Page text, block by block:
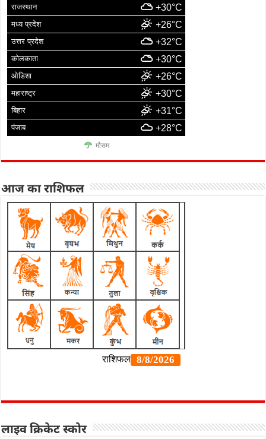
राजस्थान +30°C
मध्य प्रदेश +26°C
उत्तर प्रदेश +32°C
कोलकाता +30°C
ओडिशा +26°C
महाराष्ट्र +30°C
बिहार +31°C
पंजाब +28°C
मौसम
आज का राशिफल
लाइव क्रिकेट स्कोर